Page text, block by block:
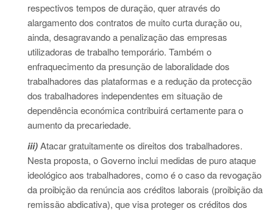
respectivos tempos de duração, quer através do
alargamento dos contratos de muito curta duração ou,
ainda, desagravando a penalização das empresas
utilizadoras de trabalho temporário. Também o
enfraquecimento da presunção de laboralidade dos
trabalhadores das plataformas e a redução da protecção
dos trabalhadores independentes em situação de
dependência económica contribuirá certamente para o
aumento da precariedade.
iii)Atacar gratuitamente os direitos dos trabalhadores.
Nesta proposta, o Governo inclui medidas de puro ataque
ideológico aos trabalhadores, como é o caso da revogação
da proibição da renúncia aos créditos laborais (proibição da
remissão abdicativa), que visa proteger os créditos dos